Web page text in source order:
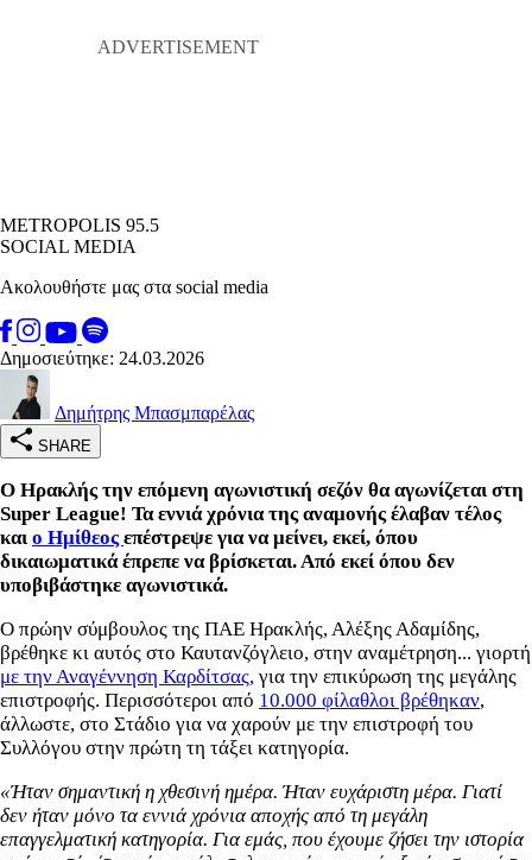
METROPOLIS 95.5
SOCIAL MEDIA
Ακολουθήστε μας στα social media
Δημοσιεύτηκε: 24.03.2026
Δημήτρης Μπασμπαρέλας
SHARE
Ο Ηρακλής την επόμενη αγωνιστική σεζόν θα αγωνίζεται στη
Super League! Τα εννιά χρόνια της αναμονής έλαβαν τέλος
καιο Ημίθεοςεπέστρεψε για να μείνει, εκεί, όπου
δικαιωματικά έπρεπε να βρίσκεται. Από εκεί όπου δεν
υποβιβάστηκε αγωνιστικά.
Ο πρώην σύμβουλος της ΠΑΕ Ηρακλής, Αλέξης Αδαμίδης,
βρέθηκε κι αυτός στο Καυτανζόγλειο, στην αναμέτρηση... γιορτή
με την Αναγέννηση Καρδίτσας, για την επικύρωση της μεγάλης
επιστροφής. Περισσότεροι από 10.000 φίλαθλοι βρέθηκαν,
άλλωστε, στο Στάδιο για να χαρούν με την επιστροφή του
Συλλόγου στην πρώτη τη τάξει κατηγορία.
«Ήταν σημαντική η χθεσινή ημέρα. Ήταν ευχάριστη μέρα. Γιατί
δεν ήταν μόνο τα εννιά χρόνια αποχής από τη μεγάλη
επαγγελματική κατηγορία. Για εμάς, που έχουμε ζήσει την ιστορία